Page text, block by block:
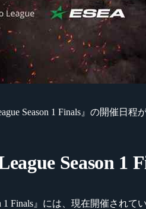
Season 1 Finals』の開催日
Season 1
1 Finals』には、現在開催さ